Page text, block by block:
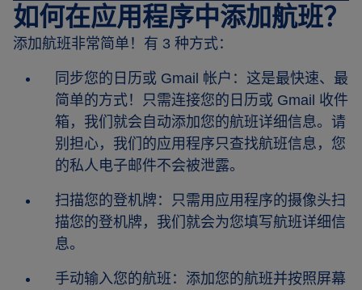
如何在应用程序中添加航班？
添加航班非常简单！有 3 种方式：
同步您的日历或 Gmail 帐户：这是最快速、最
简单的方式！只需连接您的日历或 Gmail 收件
箱，我们就会自动添加您的航班详细信息。请
别担心，我们的应用程序只查找航班信息，您
的私人电子邮件不会被泄露。
扫描您的登机牌：只需用应用程序的摄像头扫
描您的登机牌，我们就会为您填写航班详细信
息。
手动输入您的航班：添加您的航班并按照屏幕